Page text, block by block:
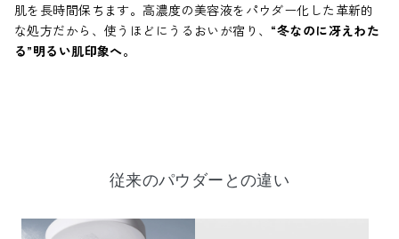
肌を長時間保ちます。高濃度の美容液をパウダー化した革新的
な処方だから、使うほどにうるおいが宿り、 “冬なのに冴えわた
る”明るい肌印象へ。
従来のパウダーとの違い